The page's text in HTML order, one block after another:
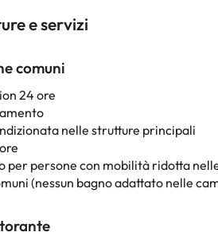
e servizi
comuni
24 ore
nelle strutture principali
per persone con mobilità ridotta
(nessun bagno adattato nelle